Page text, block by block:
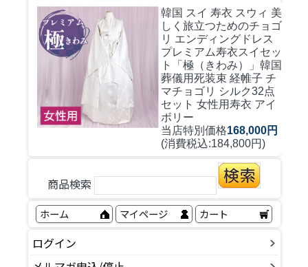
韓国 スイ 寿衣 スウィ 美
しく旅立つためのチョゴ
リ エンディングドレス
プレミアム寿衣スイセッ
ト「極（きわみ）」韓国
葬儀用死装束 経帷子 チ
マチョゴリ シルク32点
セット 女性用寿衣 アイ
ボリー
当店特別価格168,000円
(消費税込:184,800円)
商品検索
ホーム マイページ カート
ログイン